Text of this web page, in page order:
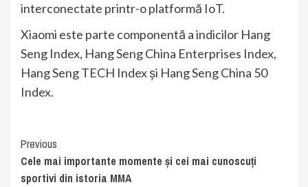
interconectate printr-o platformă IoT.
Xiaomi este parte componentă a indicilor Hang
Seng Index, Hang Seng China Enterprises Index,
Hang Seng TECH Index și Hang Seng China 50
Index.
Continue
Reading
Previous
Cele mai importante momente și cei mai cunoscuți
sportivi din istoria MMA